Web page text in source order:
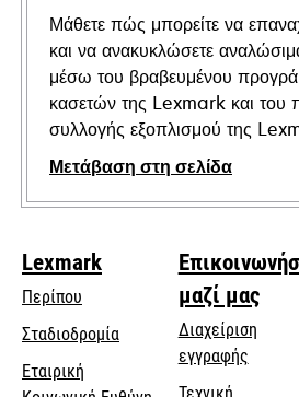
Μάθετε πώς μπορείτε να
και να ανακυκλώσετε
μέσω του βραβευμένου
κασετών της Lexmark και του
συλλογής εξοπλισμού της
Μετάβαση στη σελίδα
Lexmark
Περίπου
Σταδιοδρομία
Εταιρική
μαζί μας
Διαχείριση
εγγραφής